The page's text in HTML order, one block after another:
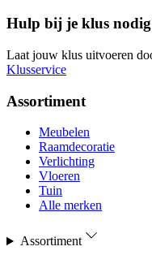
Hulp bij je klus
Laat jouw klus uitvoeren
Klusservice
Assortiment
Meubelen
Raamdecoratie
Verlichting
Vloeren
Tuin
Alle merken
Assortiment